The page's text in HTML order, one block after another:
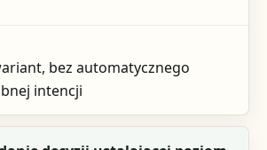
bez automatycznego
intencji